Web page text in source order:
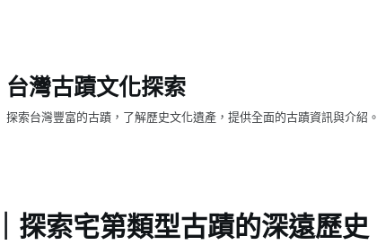
台灣古蹟文化探索
探索台灣豐富的古蹟，了解歷史文化遺產，提供全面的古蹟資訊與介紹。
探索宅第類型古蹟的深遠歷史